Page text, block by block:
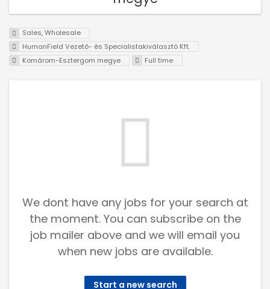
Sales, Wholesale
HumanField Vezető- és Specialistakiválasztó Kft.
Komárom-Esztergom megye
Full time
We dont have any jobs for your search at
the moment. You can subscribe on the
job mailer above and we will email you
when new jobs are available.
Start a new search